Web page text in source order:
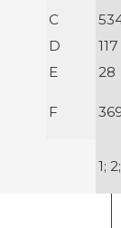
C
D
117
E
28
F
1;